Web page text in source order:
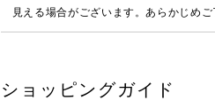
見える場合がございます。あらかじめご
ショッピングガイド